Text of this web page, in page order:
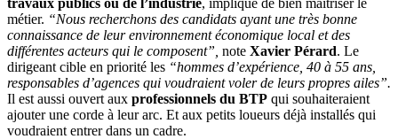
métier. “Nous recherchons des candidats ayant une très bonne
connaissance de leur environnement économique local et des
différentes acteurs qui le composent”, note Xavier Pérard. Le
dirigeant cible en priorité les “hommes d’expérience, 40 à 55 ans,
responsables d’agences qui voudraient voler de leurs propres ailes”.
Il est aussi ouvert aux professionnels du BTP qui souhaiteraient
ajouter une corde à leur arc. Et aux petits loueurs déjà installés qui
voudraient entrer dans un cadre.